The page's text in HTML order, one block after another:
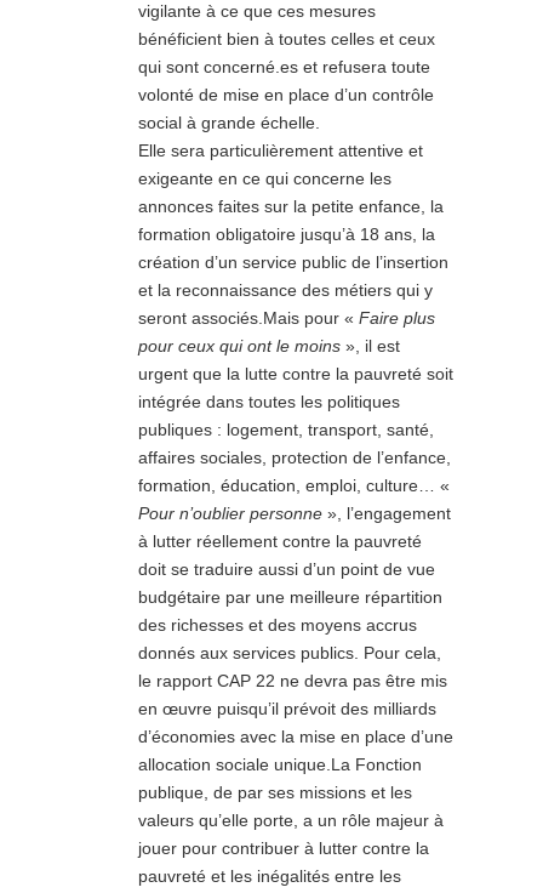
vigilante à ce que ces mesures
bénéficient bien à toutes celles et ceux
qui sont concerné.es et refusera toute
volonté de mise en place d’un contrôle
social à grande échelle.
Elle sera particulièrement attentive et
exigeante en ce qui concerne les
annonces faites sur la petite enfance, la
formation obligatoire jusqu’à 18 ans, la
création d’un service public de l’insertion
et la reconnaissance des métiers qui y
seront associés.Mais pour « Faire plus
pour ceux qui ont le moins », il est
urgent que la lutte contre la pauvreté soit
intégrée dans toutes les politiques
publiques : logement, transport, santé,
affaires sociales, protection de l’enfance,
formation, éducation, emploi, culture… «
Pour n’oublier personne », l’engagement
à lutter réellement contre la pauvreté
doit se traduire aussi d’un point de vue
budgétaire par une meilleure répartition
des richesses et des moyens accrus
donnés aux services publics. Pour cela,
le rapport CAP 22 ne devra pas être mis
en œuvre puisqu’il prévoit des milliards
d’économies avec la mise en place d’une
allocation sociale unique.La Fonction
publique, de par ses missions et les
valeurs qu’elle porte, a un rôle majeur à
jouer pour contribuer à lutter contre la
pauvreté et les inégalités entre les